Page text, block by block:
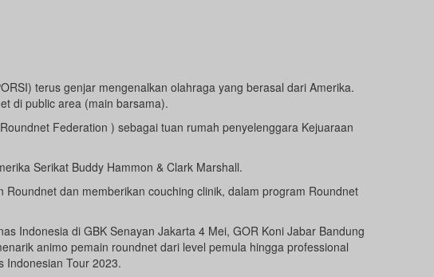
terus genjar mengenalkan olahraga yang berasal dari Amerika.
di public area (main barsama).
Federation ) sebagai tuan rumah penyelenggara Kejuaraan
Serikat Buddy Hammon & Clark Marshall.
dan memberikan couching clinik, dalam program Roundnet
Indonesia di GBK Senayan Jakarta 4 Mei, GOR Koni Jabar Bandung
animo pemain roundnet dari level pemula hingga professional
Indonesian Tour 2023.